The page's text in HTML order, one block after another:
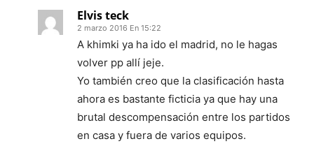
Elvis teck
2 marzo 2016 En 15:22
A khimki ya ha ido el madrid, no le hagas
volver pp allí jeje.
Yo también creo que la clasificación hasta
ahora es bastante ficticia ya que hay una
brutal descompensación entre los partidos
en casa y fuera de varios equipos.